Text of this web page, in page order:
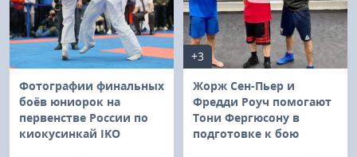
Фотографии финальных
боёв юниорок на
первенстве России по
киокусинкай IKO
+3
Жорж Сен-Пьер и
Фредди Роуч помогают
Тони Фергюсону в
подготовке к бою
Бокс
UFC и MMA
Муай тай